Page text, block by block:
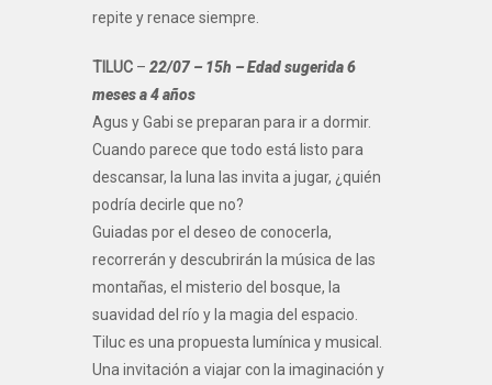
repite y renace siempre.
TILUC – 22/07 – 15h – Edad sugerida 6
meses a 4 años
Agus y Gabi se preparan para ir a dormir.
Cuando parece que todo está listo para
descansar, la luna las invita a jugar, ¿quién
podría decirle que no?
Guiadas por el deseo de conocerla,
recorrerán y descubrirán la música de las
montañas, el misterio del bosque, la
suavidad del río y la magia del espacio.
Tiluc es una propuesta lumínica y musical.
Una invitación a viajar con la imaginación y